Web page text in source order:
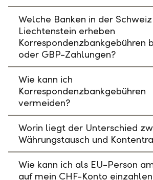
Welche Banken in der
Liechtenstein erheben
Korrespondenzbankgebühren
oder GBP-Zahlungen?
Wie kann ich
Korrespondenzbankgebühren
vermeiden?
Worin liegt der Unterschied
Währungstausch und
Wie kann ich als EU-Person
auf mein CHF-Konto